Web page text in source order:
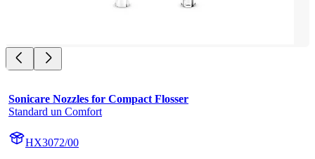
Sonicare Nozzles for Compact Flosser
Standard un Comfort
HX3072/00